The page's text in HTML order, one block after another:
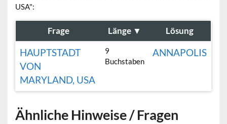
USA":
Frage Länge ▼ Lösung
HAUPTSTADT
VON
MARYLAND, USA
9
Buchstaben
ANNAPOLIS
Ähnliche Hinweise / Fragen